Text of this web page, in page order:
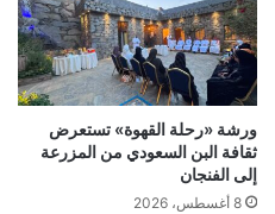
ورشة «رحلة القهوة» تستعرض
ثقافة البن السعودي من المزرعة
إلى الفنجان
8 أغسطس، 2026